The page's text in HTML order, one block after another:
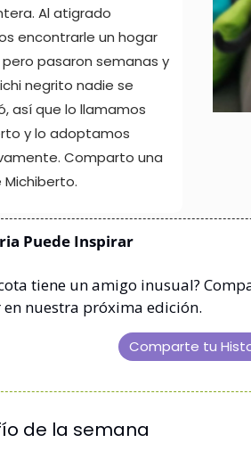
Al atigrado
encontrarle un hogar
pasaron semanas y
negrito nadie se
así que lo llamamos
y lo adoptamos
Comparto una
Puede Inspirar
tiene un amigo inusual?
nuestra próxima edición.
Comparte tu
de la semana